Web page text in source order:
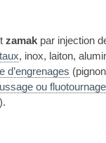
zamak par injection
, inox, laiton,
d’engrenages
ou fluotournage